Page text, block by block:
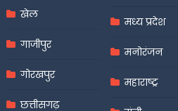
खेल
गाजीपुर
गोरखपुर
छत्तीसगढ़
मध्य प्रदेश
मनोरंजन
महाराष्ट्र